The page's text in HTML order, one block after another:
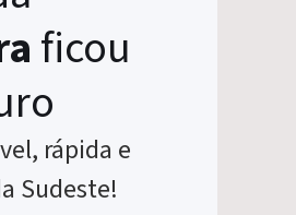
ficou
rápida e
Sudeste!